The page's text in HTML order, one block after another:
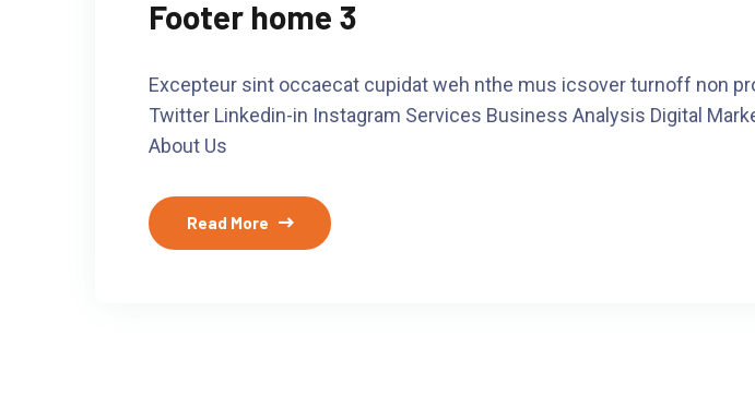
Footer home 3
Excepteur sint occaecat cupidat weh nthe mus icsover turnoff non
Twitter Linkedin-in Instagram Services Business Analysis Digital
About Us
Read More